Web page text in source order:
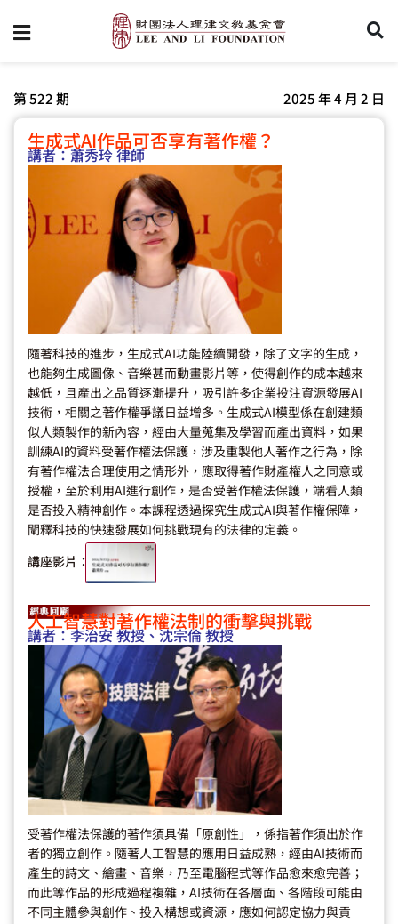
第 522 期 2025 年 4 月 2 日
生成式AI作品可否享有著作權？
講者：蕭秀玲 律師
隨著科技的進步，生成式AI功能陸續開發，除了文字的生成，
也能夠生成圖像、音樂甚而動畫影片等，使得創作的成本越來
越低，且產出之品質逐漸提升，吸引許多企業投注資源發展AI
技術，相關之著作權爭議日益增多。生成式AI模型係在創建類
似人類製作的新內容，經由大量蒐集及學習而產出資料，如果
訓練AI的資料受著作權法保護，涉及重製他人著作之行為，除
有著作權法合理使用之情形外，應取得著作財產權人之同意或
授權，至於利用AI進行創作，是否受著作權法保護，端看人類
是否投入精神創作。本課程透過探究生成式AI與著作權保障，
闡釋科技的快速發展如何挑戰現有的法律的定義。
講座影片：
人工智慧對著作權法制的衝擊與挑戰
講者：李治安 教授、沈宗倫 教授
受著作權法保護的著作須具備「原創性」，係指著作須出於作
者的獨立創作。隨著人工智慧的應用日益成熟，經由AI技術而
產生的詩文、繪畫、音樂，乃至電腦程式等作品愈來愈完善；
而此等作品的形成過程複雜，AI技術在各層面、各階段可能由
不同主體參與創作、投入構想或資源，應如何認定協力與貢